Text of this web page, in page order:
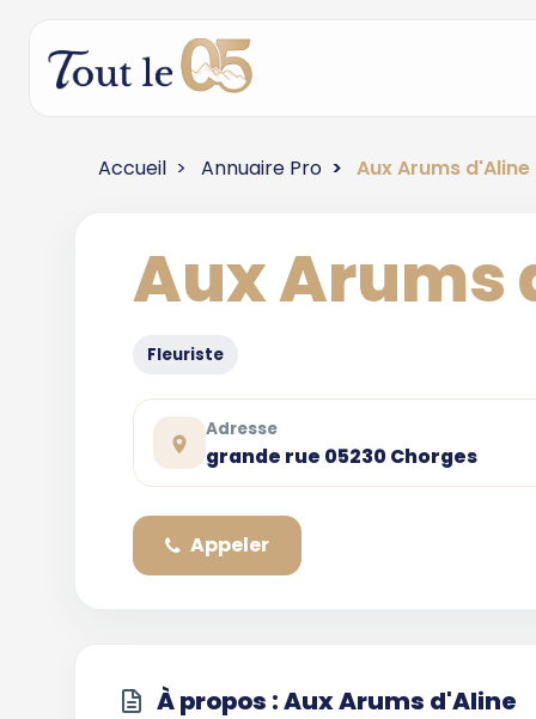
Accueil Annuaire Pro Aux Arums d'Aline
Aux Arums
Fleuriste
Adresse
grande rue 05230 Chorges
Appeler
À propos : Aux Arums d'Aline